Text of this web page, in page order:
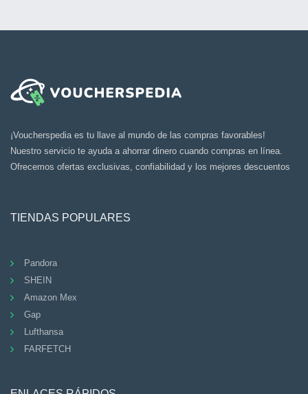
¡Voucherspedia es tu llave al mundo de las compras favorables!
Nuestro servicio te ayuda a ahorrar dinero cuando compras en línea.
Ofrecemos ofertas exclusivas, confiabilidad y los mejores descuentos
TIENDAS POPULARES
Pandora
SHEIN
Amazon Mex
Gap
Lufthansa
FARFETCH